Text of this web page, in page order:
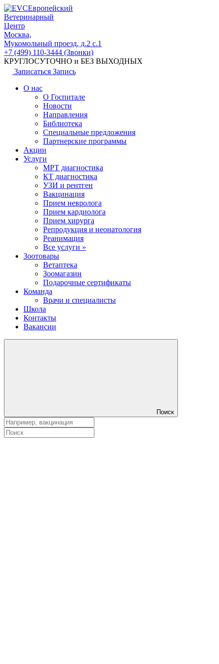
Европейский
Ветеринарный
Центр
Москва,
Мукомольный проезд, д.2 с.1
+7 (499) 110-3444 (Звонки)
КРУГЛОСУТОЧНО и БЕЗ ВЫХОДНЫХ
Записаться Запись
О нас
О Госпитале
Новости
Направления
Библиотека
Специальные предложения
Партнерские программы
Акции
Услуги
МРТ диагностика
КТ диагностика
УЗИ и рентген
Вакцинация
Прием невролога
Прием кардиолога
Прием хирурга
Репродукция и неонатология
Реанимация
Все услуги »
Зоотовары
Ветаптека
Зоомагазин
Подарочные сертификаты
Команда
Врачи и специалисты
Школа
Контакты
Вакансии
Поиск